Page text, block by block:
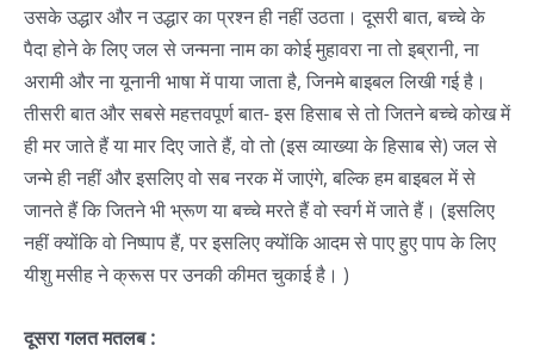
उसके उद्धार और न उद्धार का प्रश्न ही नहीं उठता। दूसरी बात, बच्चे के
पैदा होने के लिए जल से जन्मना नाम का कोई मुहावरा ना तो इब्रानी, ना
अरामी और ना यूनानी भाषा में पाया जाता है, जिनमे बाइबल लिखी गई है।
तीसरी बात और सबसे महत्तवपूर्ण बात- इस हिसाब से तो जितने बच्चे कोख में
ही मर जाते हैं या मार दिए जाते हैं, वो तो (इस व्याख्या के हिसाब से) जल से
जन्मे ही नहीं और इसलिए वो सब नरक में जाएंगे, बल्कि हम बाइबल में से
जानते हैं कि जितने भी भ्रूण या बच्चे मरते हैं वो स्वर्ग में जाते हैं। (इसलिए
नहीं क्योंकि वो निष्पाप हैं, पर इसलिए क्योंकि आदम से पाए हुए पाप के लिए
यीशु मसीह ने क्रूस पर उनकी कीमत चुकाई है। )
दूसरा गलत मतलब :